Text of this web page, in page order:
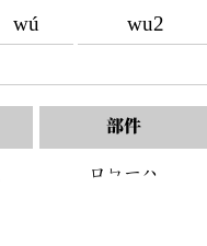
wú
wu2
部件
󶁶󶀋󶀀󶀰